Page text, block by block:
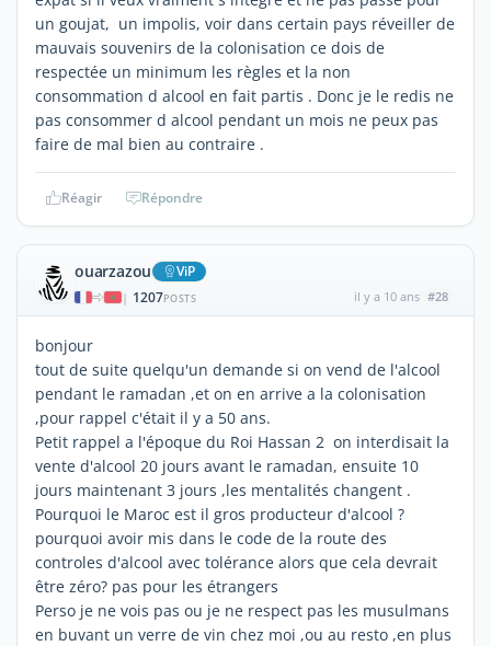
un goujat, un impolis, voir dans certain pays réveiller de
mauvais souvenirs de la colonisation ce dois de
respectée un minimum les règles et la non
consommation d alcool en fait partis . Donc je le redis ne
pas consommer d alcool pendant un mois ne peux pas
faire de mal bien au contraire .
Réagir Répondre
ouarzazou ViP
| 1207POSTS il y a 10 ans #28
bonjour
tout de suite quelqu'un demande si on vend de l'alcool
pendant le ramadan ,et on en arrive a la colonisation
,pour rappel c'était il y a 50 ans.
Petit rappel a l'époque du Roi Hassan 2 on interdisait la
vente d'alcool 20 jours avant le ramadan, ensuite 10
jours maintenant 3 jours ,les mentalités changent .
Pourquoi le Maroc est il gros producteur d'alcool ?
pourquoi avoir mis dans le code de la route des
controles d'alcool avec tolérance alors que cela devrait
être zéro? pas pour les étrangers
Perso je ne vois pas ou je ne respect pas les musulmans
en buvant un verre de vin chez moi ,ou au resto ,en plus